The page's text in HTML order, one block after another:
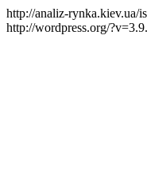
http://analiz-rynka.kiev.ua/
http://wordpress.org/